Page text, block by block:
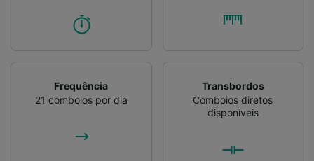
Frequência
21 comboios por dia
Transbordos
Comboios diretos
disponíveis